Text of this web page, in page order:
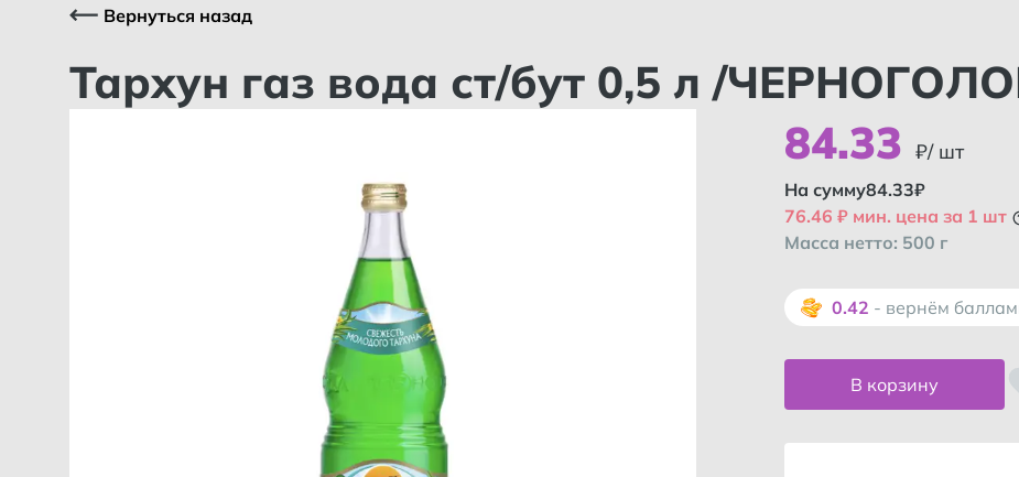
Вернуться назад
Тархун газ вода ст/бут 0,5 л /
84.33 ₽/ шт
На сумму84.33₽
76.46 ₽ мин. цена за 1 шт
Масса нетто: 500 г
0.42 - вернём
В корзину